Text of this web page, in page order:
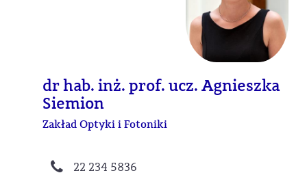
dr hab. inż. prof. ucz. Agnieszka
Siemion
Zakład Optyki i Fotoniki
22 234 5836